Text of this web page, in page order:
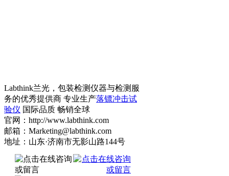
Labthink兰光，包装检测仪器与检测服
务的优秀提供商 专业生产落镖冲击试
验仪 国际品质 畅销全球
官网：http://www.labthink.com
邮箱：Marketing@labthink.com
地址：山东·济南市无影山路144号